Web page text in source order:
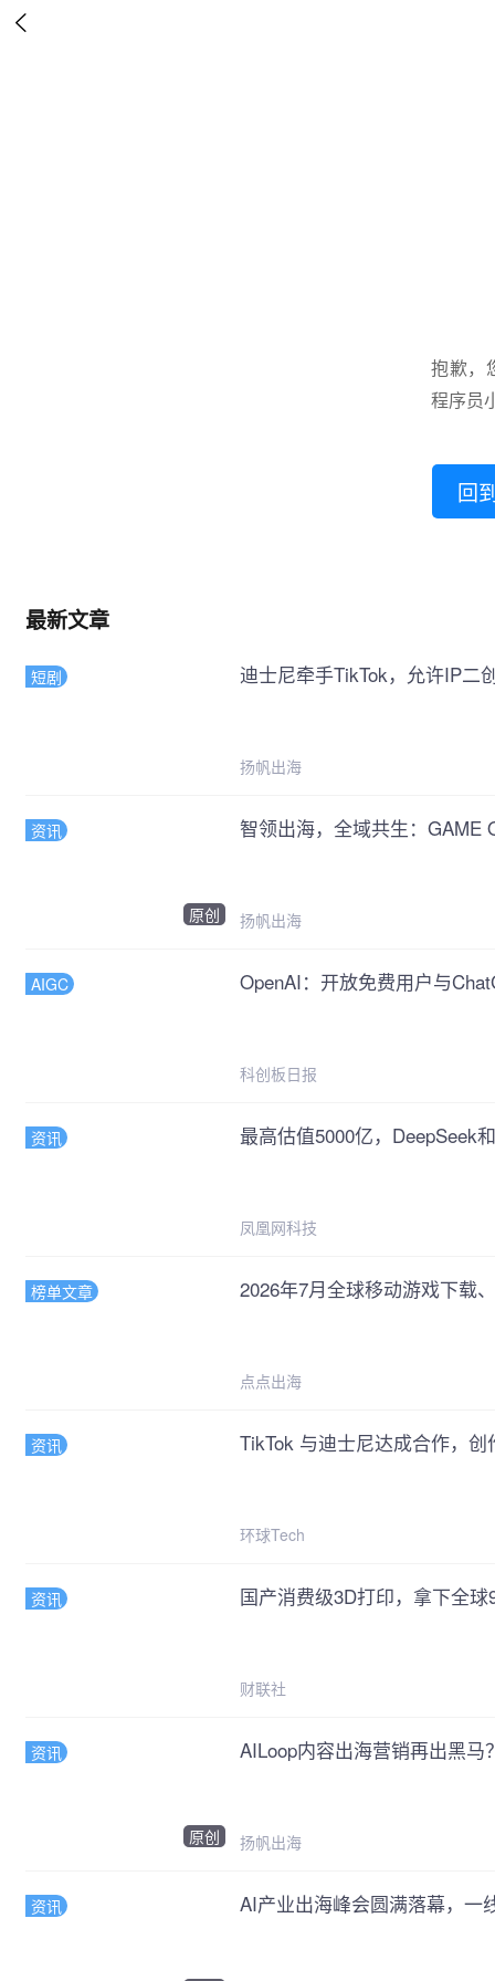

抱歉，
程序员
回
最新文章
短剧 迪士尼牵手TikTok，允许IP二
扬帆出海
资讯
原创
智领出海，全域共生：GAME
扬帆出海
AIGC OpenAI：开放免费用户与
科创板日报
资讯 最高估值5000亿，DeepSeek
凤凰网科技
榜单文章 2026年7月全球移动游戏下载
点点出海
资讯 TikTok 与迪士尼达成合作，
环球Tech
资讯 国产消费级3D打印，拿下全球
财联社
资讯
原创
AILoop内容出海营销再出黑
扬帆出海
资讯 AI产业出海峰会圆满落幕，一